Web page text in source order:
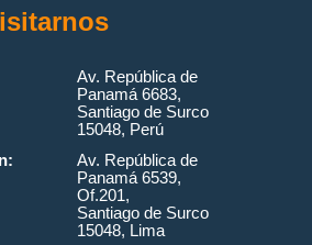
Av. República de
Panamá 6683,
Santiago de Surco
15048, Perú
Av. República de
Panamá 6539,
Of.201,
Santiago de Surco
15048, Lima